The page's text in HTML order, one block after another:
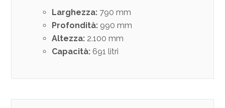
Larghezza: 790 mm
Profondità: 990 mm
Altezza: 2.100 mm
Capacità: 691 litri